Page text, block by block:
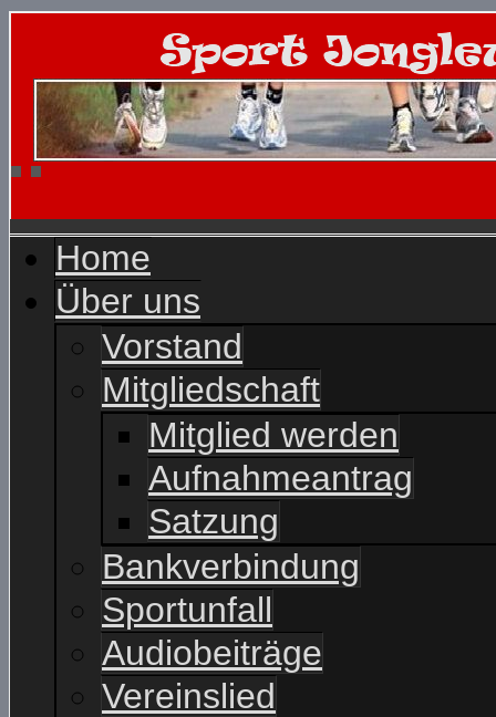
Home
Über uns
Vorstand
Mitgliedschaft
Mitglied werden
Aufnahmeantrag
Satzung
Bankverbindung
Sportunfall
Audiobeiträge
Vereinslied